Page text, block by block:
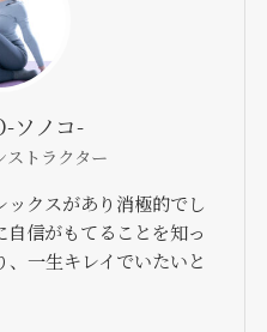
ソノコ-
ストラクター
クスがあり消極的でし
信がもてることを知っ
一生キレイでいたいと